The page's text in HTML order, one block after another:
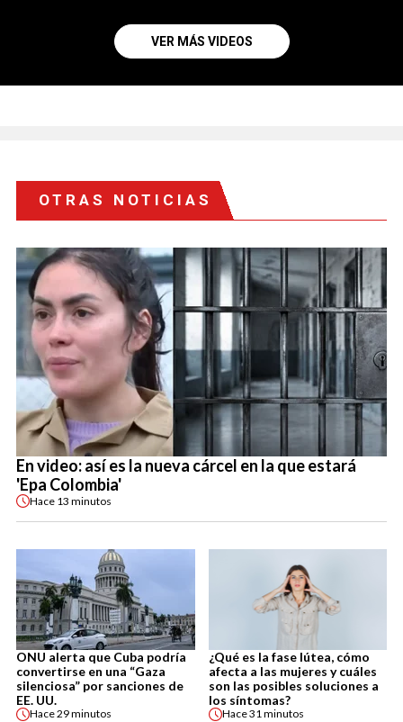
VER MÁS VIDEOS
OTRAS NOTICIAS
En video: así es la nueva cárcel en la que estará
'Epa Colombia'
Hace 13 minutos
ONU alerta que Cuba podría
convertirse en una “Gaza
silenciosa” por sanciones de
EE. UU.
Hace29 minutos
¿Qué es la fase lútea, cómo
afecta a las mujeres y cuáles
son las posibles soluciones a
los síntomas?
Hace31 minutos